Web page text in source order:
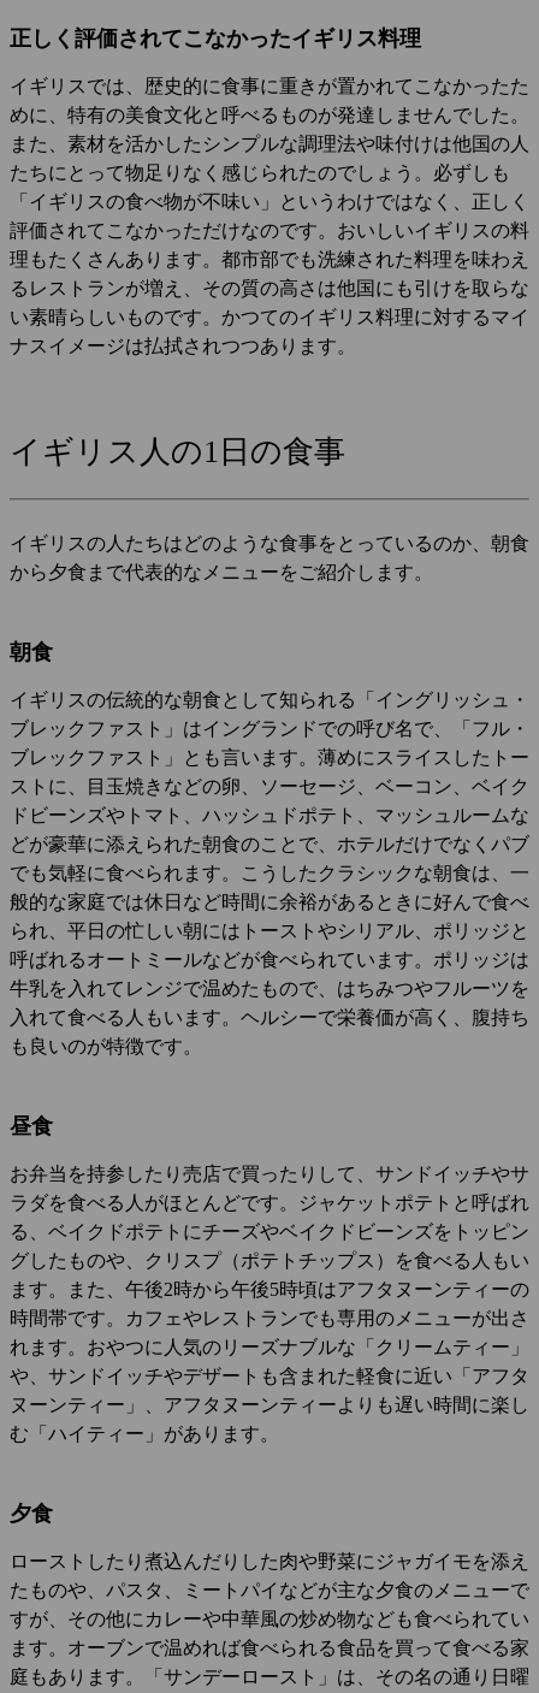
正しく評価されてこなかったイギリス料理
イギリスでは、歴史的に食事に重きが置かれてこなかったた
めに、特有の美食文化と呼べるものが発達しませんでした。
また、素材を活かしたシンプルな調理法や味付けは他国の人
たちにとって物足りなく感じられたのでしょう。必ずしも
「イギリスの食べ物が不味い」というわけではなく、正しく
評価されてこなかっただけなのです。おいしいイギリスの料
理もたくさんあります。都市部でも洗練された料理を味わえ
るレストランが増え、その質の高さは他国にも引けを取らな
い素晴らしいものです。かつてのイギリス料理に対するマイ
ナスイメージは払拭されつつあります。
イギリス人の1日の食事
イギリスの人たちはどのような食事をとっているのか、朝食
から夕食まで代表的なメニューをご紹介します。
朝食
イギリスの伝統的な朝食として知られる「イングリッシュ・
ブレックファスト」はイングランドでの呼び名で、「フル・
ブレックファスト」とも言います。薄めにスライスしたトー
ストに、目玉焼きなどの卵、ソーセージ、ベーコン、ベイク
ドビーンズやトマト、ハッシュドポテト、マッシュルームな
どが豪華に添えられた朝食のことで、ホテルだけでなくパブ
でも気軽に食べられます。こうしたクラシックな朝食は、一
般的な家庭では休日など時間に余裕があるときに好んで食べ
られ、平日の忙しい朝にはトーストやシリアル、ポリッジと
呼ばれるオートミールなどが食べられています。ポリッジは
牛乳を入れてレンジで温めたもので、はちみつやフルーツを
入れて食べる人もいます。ヘルシーで栄養価が高く、腹持ち
も良いのが特徴です。
昼食
お弁当を持参したり売店で買ったりして、サンドイッチやサ
ラダを食べる人がほとんどです。ジャケットポテトと呼ばれ
る、ベイクドポテトにチーズやベイクドビーンズをトッピン
グしたものや、クリスプ（ポテトチップス）を食べる人もい
ます。また、午後2時から午後5時頃はアフタヌーンティーの
時間帯です。カフェやレストランでも専用のメニューが出さ
れます。おやつに人気のリーズナブルな「クリームティー」
や、サンドイッチやデザートも含まれた軽食に近い「アフタ
ヌーンティー」、アフタヌーンティーよりも遅い時間に楽し
む「ハイティー」があります。
夕食
ローストしたり煮込んだりした肉や野菜にジャガイモを添え
たものや、パスタ、ミートパイなどが主な夕食のメニューで
すが、その他にカレーや中華風の炒め物なども食べられてい
ます。オーブンで温めれば食べられる食品を買って食べる家
庭もあります。「サンデーロースト」は、その名の通り日曜